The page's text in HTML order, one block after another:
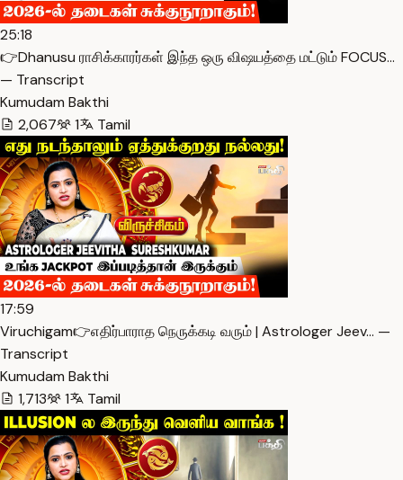
25:18
👉Dhanusu ராசிக்காரர்கள் இந்த ஒரு விஷயத்தை மட்டும் FOCUS…
— Transcript
Kumudam Bakthi
2,067
1 Tamil
17:59
Viruchigam👉எதிர்பாராத நெருக்கடி வரும் | Astrologer Jeev… —
Transcript
Kumudam Bakthi
1,713
1 Tamil